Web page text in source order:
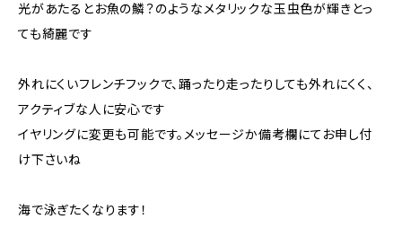
光があたるとお魚の鱗？のようなメタリックな玉虫色が輝きとっ
ても綺麗です
外れにくいフレンチフックで、踊ったり走ったりしても外れにくく、
アクティブな人に安心です
イヤリングに変更も可能です。メッセージか備考欄にてお申し付
け下さいね
海で泳ぎたくなります！